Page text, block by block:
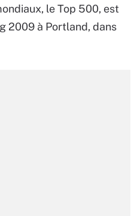
le Top 500, est
2009 à Portland, dans